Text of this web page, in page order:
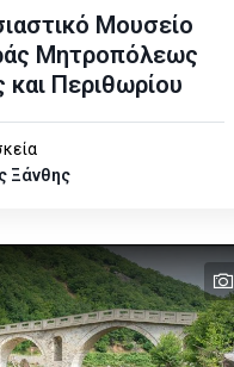
Μουσείο
Μητροπόλεως
και Περιθωρίου
Ξάνθης